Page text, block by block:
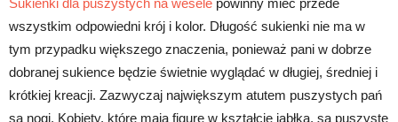
wszystkim odpowiedni krój i kolor. Długość sukienki nie ma w
tym przypadku większego znaczenia, ponieważ pani w dobrze
dobranej sukience będzie świetnie wyglądać w długiej, średniej i
krótkiej kreacji. Zazwyczaj największym atutem puszystych pań
są nogi. Kobiety, które mają figurę w kształcie jabłka, są puszyste